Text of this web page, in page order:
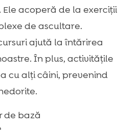
acoperă de la exerciții
de ascultare.
ajută la întărirea
În plus, activitățile
cu alți câini, prevenind
de bază